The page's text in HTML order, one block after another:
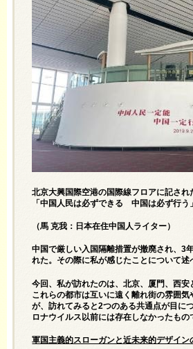
北京大興国際空港の国際線フロアに記され
「中国人民は必ずできる 中国は必ず行う
（馬 克我：日本在住中国人ライター）
中国で厳しい入国隔離措置が撤廃され、3
れた。その際に私が感じたことについて述
今回、私が訪れたのは、北京、厦門、西安
これらの都市は互いに遠く離れ街の雰囲気
が、訪れてみると2つのある共通点が目に
ロナウイルス以前には存在しなかったもの
軍国主義的スローガンと近未来的デザイン